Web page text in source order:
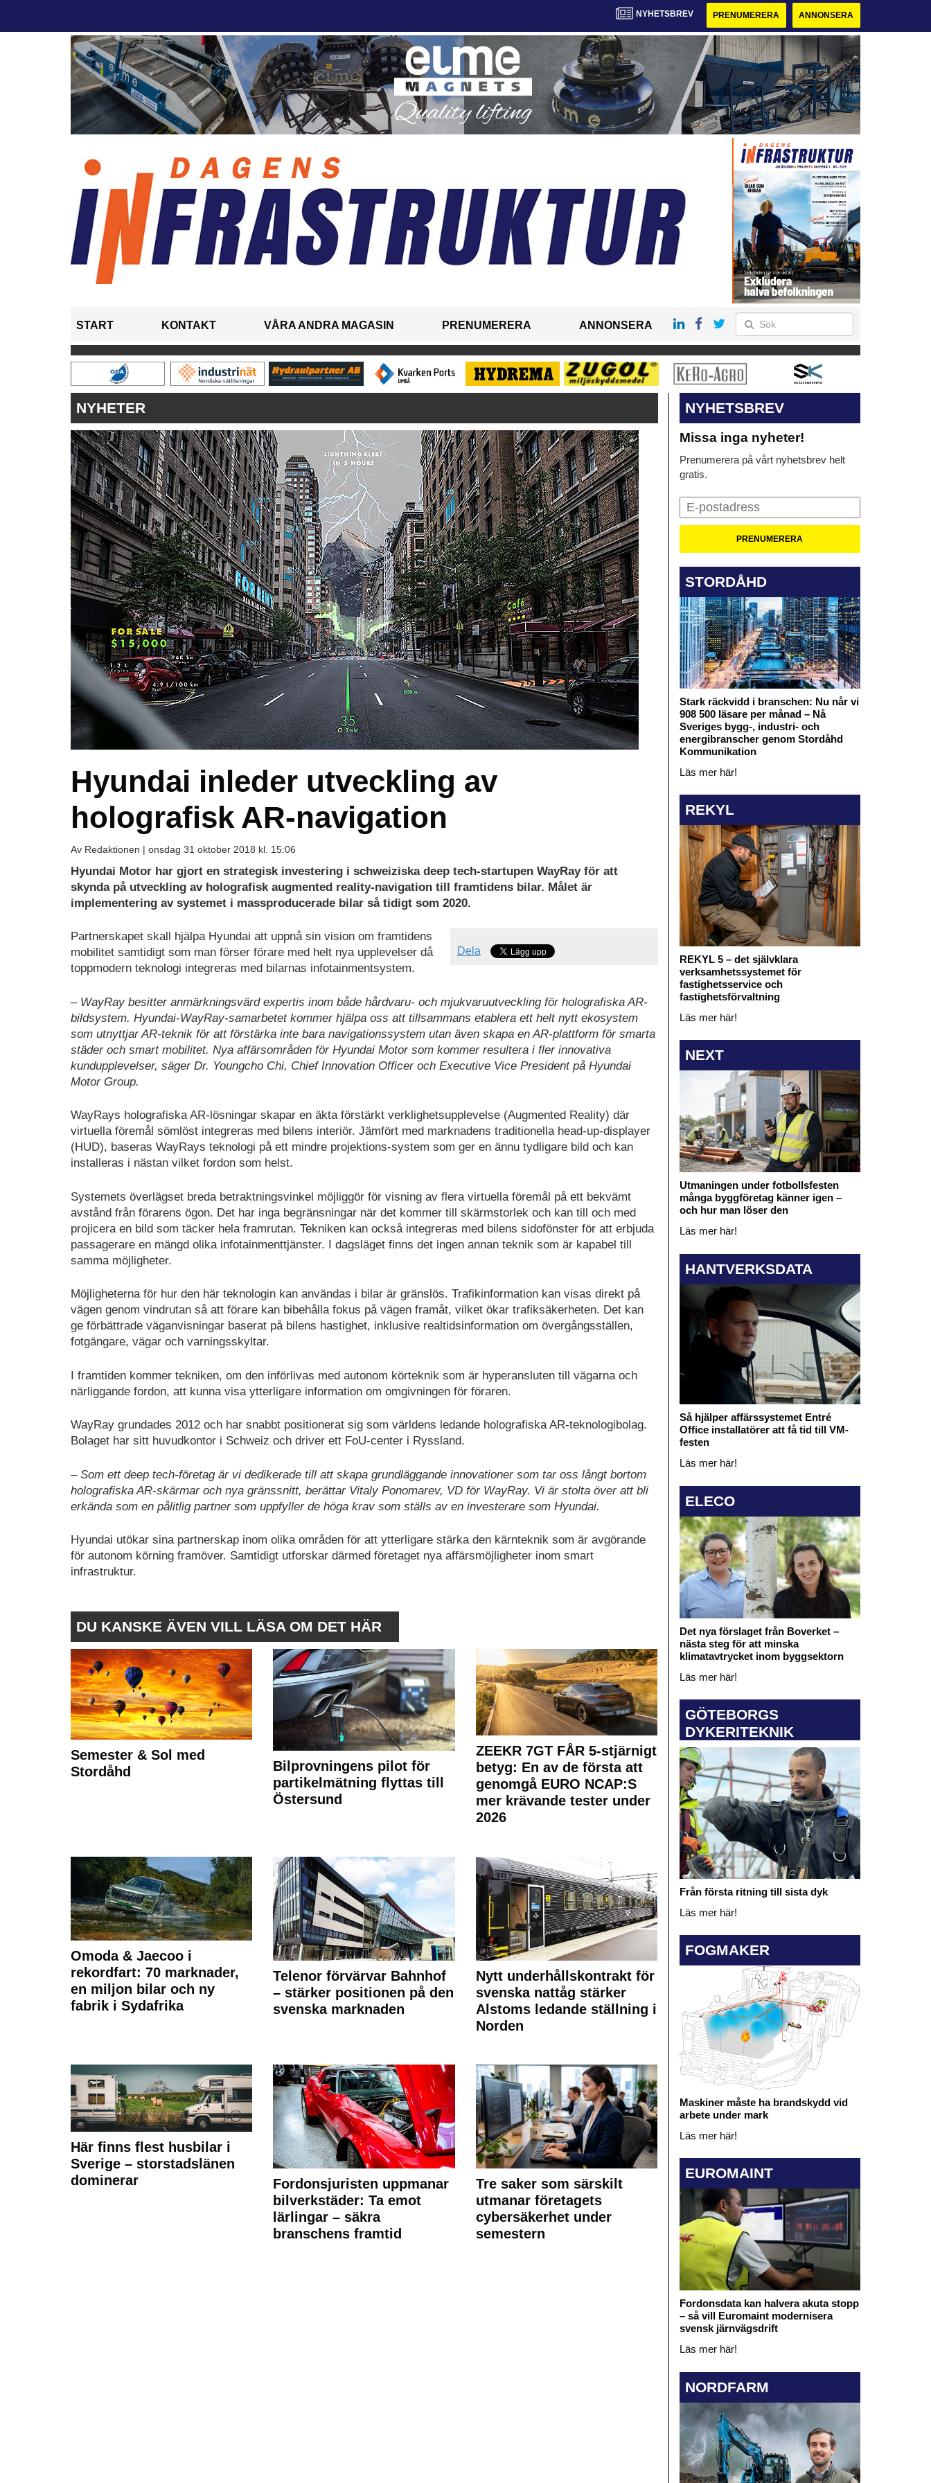
NYHETSBREV PRENUMERERA ANNONSERA
START KONTAKT VÅRA ANDRA MAGASIN PRENUMERERA ANNONSERA
NYHETER
Hyundai inleder utveckling av
holografisk AR-navigation
Av Redaktionen | onsdag 31 oktober 2018 kl. 15:06
Hyundai Motor har gjort en strategisk investering i schweiziska deep tech-startupen WayRay för att
skynda på utveckling av holografisk augmented reality-navigation till framtidens bilar. Målet är
implementering av systemet i massproducerade bilar så tidigt som 2020.
Dela
Partnerskapet skall hjälpa Hyundai att uppnå sin vision om framtidens
mobilitet samtidigt som man förser förare med helt nya upplevelser då
toppmodern teknologi integreras med bilarnas infotainmentsystem.
– WayRay besitter anmärkningsvärd expertis inom både hårdvaru- och mjukvaruutveckling för holografiska AR-
bildsystem. Hyundai-WayRay-samarbetet kommer hjälpa oss att tillsammans etablera ett helt nytt ekosystem
som utnyttjar AR-teknik för att förstärka inte bara navigationssystem utan även skapa en AR-plattform för smarta
städer och smart mobilitet. Nya affärsområden för Hyundai Motor som kommer resultera i fler innovativa
kundupplevelser, säger Dr. Youngcho Chi, Chief Innovation Officer och Executive Vice President på Hyundai
Motor Group.
WayRays holografiska AR-lösningar skapar en äkta förstärkt verklighetsupplevelse (Augmented Reality) där
virtuella föremål sömlöst integreras med bilens interiör. Jämfört med marknadens traditionella head-up-displayer
(HUD), baseras WayRays teknologi på ett mindre projektions-system som ger en ännu tydligare bild och kan
installeras i nästan vilket fordon som helst.
Systemets överlägset breda betraktningsvinkel möjliggör för visning av flera virtuella föremål på ett bekvämt
avstånd från förarens ögon. Det har inga begränsningar när det kommer till skärmstorlek och kan till och med
projicera en bild som täcker hela framrutan. Tekniken kan också integreras med bilens sidofönster för att erbjuda
passagerare en mängd olika infotainmenttjänster. I dagsläget finns det ingen annan teknik som är kapabel till
samma möjligheter.
Möjligheterna för hur den här teknologin kan användas i bilar är gränslös. Trafikinformation kan visas direkt på
vägen genom vindrutan så att förare kan bibehålla fokus på vägen framåt, vilket ökar trafiksäkerheten. Det kan
ge förbättrade väganvisningar baserat på bilens hastighet, inklusive realtidsinformation om övergångsställen,
fotgängare, vägar och varningsskyltar.
I framtiden kommer tekniken, om den införlivas med autonom körteknik som är hyperansluten till vägarna och
närliggande fordon, att kunna visa ytterligare information om omgivningen för föraren.
WayRay grundades 2012 och har snabbt positionerat sig som världens ledande holografiska AR-teknologibolag.
Bolaget har sitt huvudkontor i Schweiz och driver ett FoU-center i Ryssland.
– Som ett deep tech-företag är vi dedikerade till att skapa grundläggande innovationer som tar oss långt bortom
holografiska AR-skärmar och nya gränssnitt, berättar Vitaly Ponomarev, VD för WayRay. Vi är stolta över att bli
erkända som en pålitlig partner som uppfyller de höga krav som ställs av en investerare som Hyundai.
Hyundai utökar sina partnerskap inom olika områden för att ytterligare stärka den kärnteknik som är avgörande
för autonom körning framöver. Samtidigt utforskar därmed företaget nya affärsmöjligheter inom smart
infrastruktur.
DU KANSKE ÄVEN VILL LÄSA OM DET HÄR
Semester & Sol med
Stordåhd
Bilprovningens pilot för
partikelmätning flyttas till
Östersund
ZEEKR 7GT FÅR 5-stjärnigt
betyg: En av de första att
genomgå EURO NCAP:S
mer krävande tester under
2026
Omoda & Jaecoo i
rekordfart: 70 marknader,
en miljon bilar och ny
fabrik i Sydafrika
Telenor förvärvar Bahnhof
– stärker positionen på den
svenska marknaden
Nytt underhållskontrakt för
svenska nattåg stärker
Alstoms ledande ställning i
Norden
Här finns flest husbilar i
Sverige – storstadslänen
dominerar
Fordonsjuristen uppmanar
bilverkstäder: Ta emot
lärlingar – säkra
branschens framtid
Tre saker som särskilt
utmanar företagets
cybersäkerhet under
semestern
NYHETSBREV
Missa inga nyheter!
Prenumerera på vårt nyhetsbrev helt
gratis.
STORDÅHD
Stark räckvidd i branschen: Nu når vi
908 500 läsare per månad – Nå
Sveriges bygg-, industri- och
energibranscher genom Stordåhd
Kommunikation
Läs mer här!
REKYL
REKYL 5 – det självklara
verksamhetssystemet för
fastighetsservice och
fastighetsförvaltning
Läs mer här!
NEXT
Utmaningen under fotbollsfesten
många byggföretag känner igen –
och hur man löser den
Läs mer här!
HANTVERKSDATA
Så hjälper affärssystemet Entré
Office installatörer att få tid till VM-
festen
Läs mer här!
ELECO
Det nya förslaget från Boverket –
nästa steg för att minska
klimatavtrycket inom byggsektorn
Läs mer här!
GÖTEBORGS
DYKERITEKNIK
Från första ritning till sista dyk
Läs mer här!
FOGMAKER
Maskiner måste ha brandskydd vid
arbete under mark
Läs mer här!
EUROMAINT
Fordonsdata kan halvera akuta stopp
– så vill Euromaint modernisera
svensk järnvägsdrift
Läs mer här!
NORDFARM